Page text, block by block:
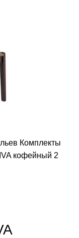
Комплекты
кофейный 2